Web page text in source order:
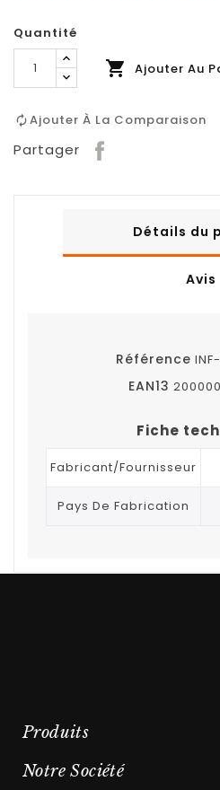
Quantité
 Ajouter Au
Ajouter À La Comparaison
Partager
Détails du
Avis
Référence
EAN13
Fiche
Fabricant/Fournisseur
Pays De Fabrication
Produits
Notre Société